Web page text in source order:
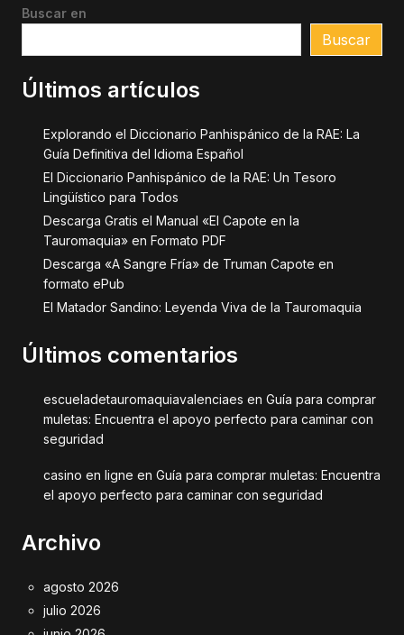
Buscar en
Buscar
Últimos artículos
Explorando el Diccionario Panhispánico de la RAE: La
Guía Definitiva del Idioma Español
El Diccionario Panhispánico de la RAE: Un Tesoro
Lingüístico para Todos
Descarga Gratis el Manual «El Capote en la
Tauromaquia» en Formato PDF
Descarga «A Sangre Fría» de Truman Capote en
formato ePub
El Matador Sandino: Leyenda Viva de la Tauromaquia
Últimos comentarios
escueladetauromaquiavalenciaes en Guía para comprar
muletas: Encuentra el apoyo perfecto para caminar con
seguridad
casino en ligne en Guía para comprar muletas: Encuentra
el apoyo perfecto para caminar con seguridad
Archivo
agosto 2026
julio 2026